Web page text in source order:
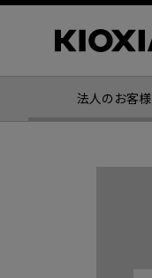
法人のお客様